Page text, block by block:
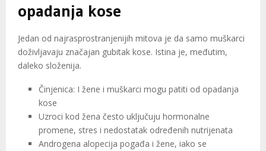
opadanja kose
Jedan od najrasprostranjenijih mitova je da samo muškarci
doživljavaju značajan gubitak kose. Istina je, međutim,
daleko složenija.
Činjenica: I žene i muškarci mogu patiti od opadanja
kose
Uzroci kod žena često uključuju hormonalne
promene, stres i nedostatak određenih nutrijenata
Androgena alopecija pogađa i žene, iako se